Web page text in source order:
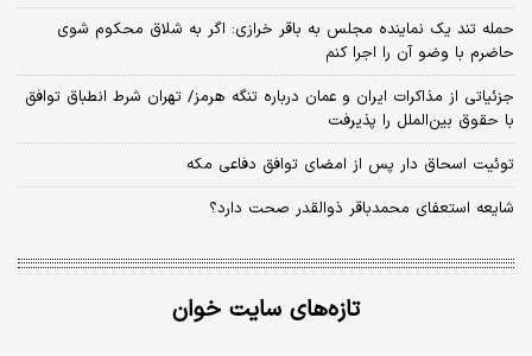
حمله تند یک نماینده مجلس به باقر خرازی: اگر به شلاق محکوم شوی
حاضرم با وضو آن را اجرا کنم
جزئیاتی از مذاکرات ایران و عمان درباره تنگه هرمز/ تهران شرط انطباق توافق
با حقوق بین‌الملل را پذیرفت
توئیت اسحاق دار پس از امضای توافق دفاعی مکه
شایعه استعفای محمدباقر ذوالقدر صحت دارد؟
تازه‌های سایت خوان